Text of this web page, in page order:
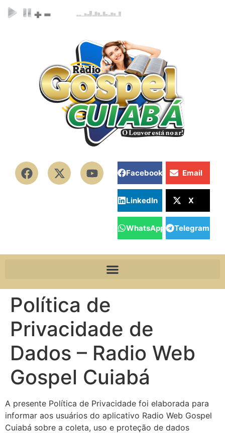
Facebook Email
LinkedIn X
WhatsApp Telegram
Política de
Privacidade de
Dados – Radio Web
Gospel Cuiabá
A presente Política de Privacidade foi elaborada para
informar aos usuários do aplicativo Radio Web Gospel
Cuiabá sobre a coleta, uso e proteção de dados